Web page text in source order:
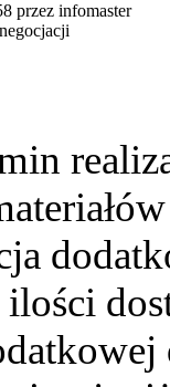
przez infomaster